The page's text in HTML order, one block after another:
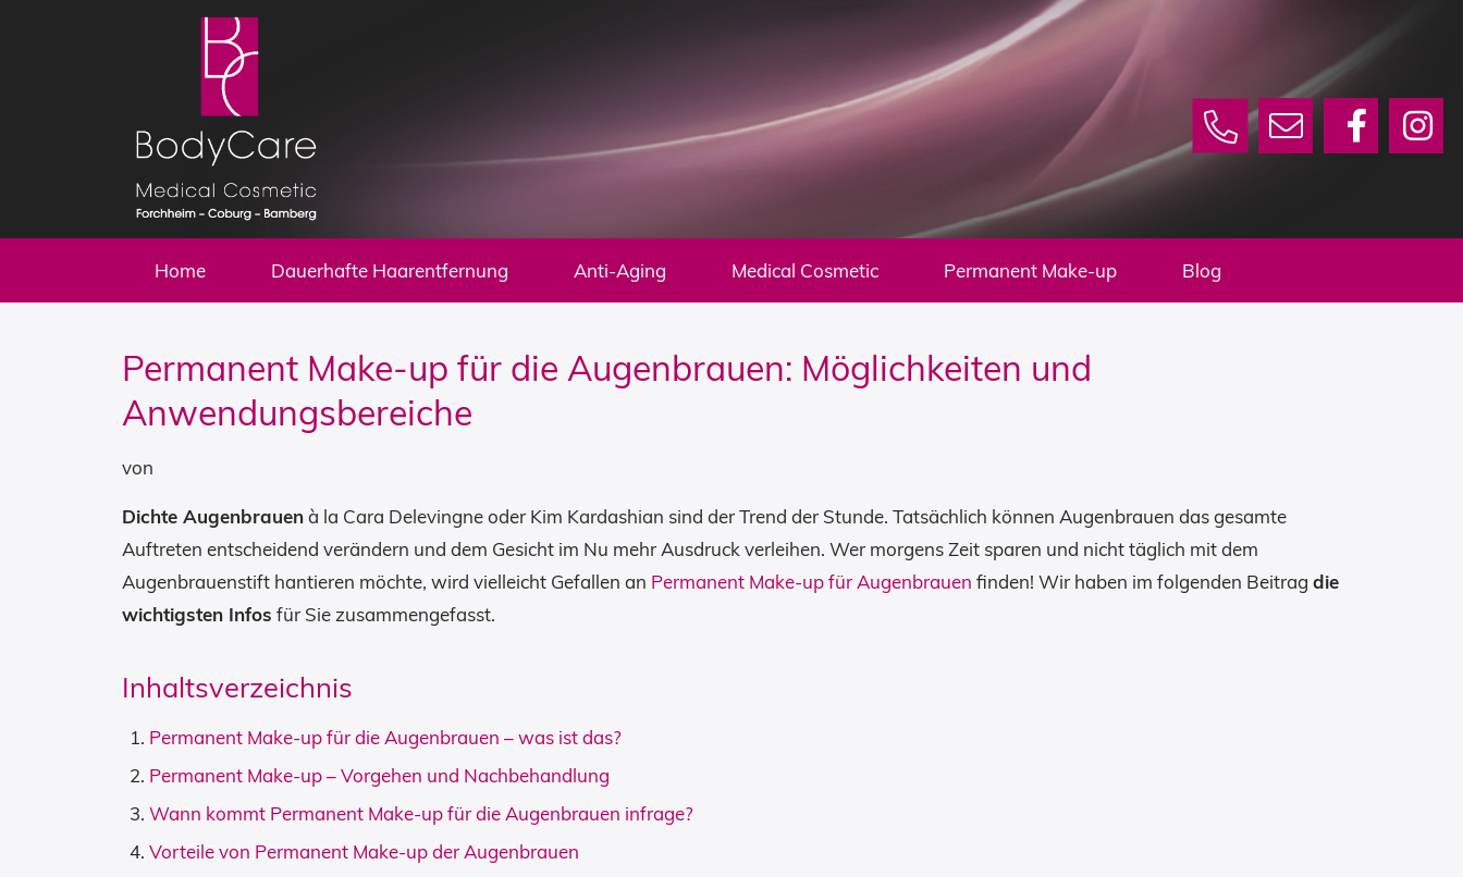
Home Dauerhafte Haarentfernung Anti-Aging Medical Cosmetic Permanent Make-up Blog
Permanent Make-up für die Augenbrauen: Möglichkeiten und
Anwendungsbereiche
von
Dichte Augenbrauenà la Cara Delevingne oder Kim Kardashian sind der Trend der Stunde. Tatsächlich können Augenbrauen das gesamte
Auftreten entscheidend verändern und dem Gesicht im Nu mehr Ausdruck verleihen. Wer morgens Zeit sparen und nicht täglich mit dem
Augenbrauenstift hantieren möchte, wird vielleicht Gefallen an Permanent Make-up für Augenbrauen finden! Wir haben im folgenden Beitrag die
wichtigsten Infos für Sie zusammengefasst.
Inhaltsverzeichnis
Permanent Make-up für die Augenbrauen – was ist das?
Permanent Make-up – Vorgehen und Nachbehandlung
Wann kommt Permanent Make-up für die Augenbrauen infrage?
Vorteile von Permanent Make-up der Augenbrauen